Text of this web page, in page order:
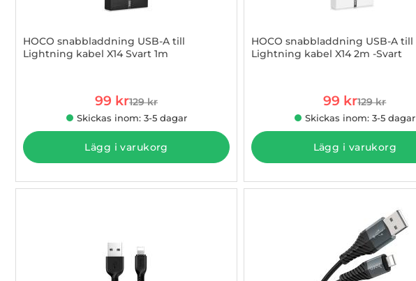
HOCO snabbladdning USB-A till
Lightning kabel X14 Svart 1m
rea pris
99 krtidigare pris
129 kr
Skickas inom: 3-5 dagar
Lägg i varukorg
HOCO snabbladdning USB-A till
Lightning kabel X14 2m -Svart
rea pris
99 krtidigare pris
129 kr
Skickas inom: 3-5 dagar
Lägg i varukorg